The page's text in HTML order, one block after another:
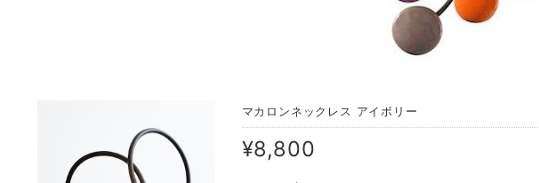
マカロンネックレス アイボリー
¥8,800